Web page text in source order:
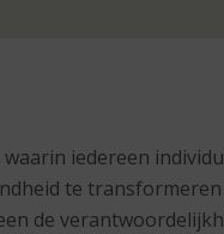
iedereen
te
de